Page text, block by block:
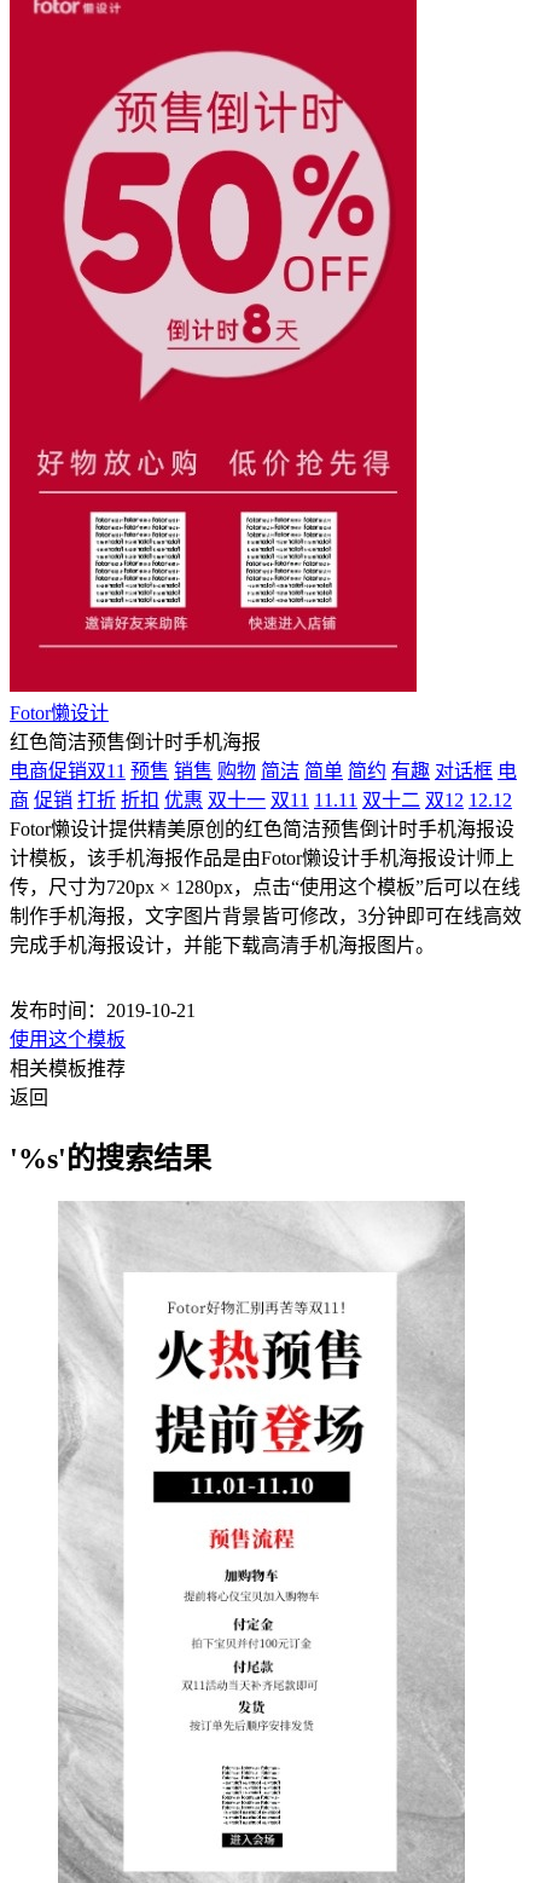
Fotor懒设计
红色简洁预售倒计时手机海报
电商促销双11 预售 销售 购物 简洁 简单 简约 有趣 对话框 电
商 促销 打折 折扣 优惠 双十一 双11 11.11 双十二 双12 12.12
Fotor懒设计提供精美原创的红色简洁预售倒计时手机海报设
计模板，该手机海报作品是由Fotor懒设计手机海报设计师上
传，尺寸为720px × 1280px，点击“使用这个模板”后可以在线
制作手机海报，文字图片背景皆可修改，3分钟即可在线高效
完成手机海报设计，并能下载高清手机海报图片。
发布时间：2019-10-21
使用这个模板
相关模板推荐
返回
'%s'的搜索结果